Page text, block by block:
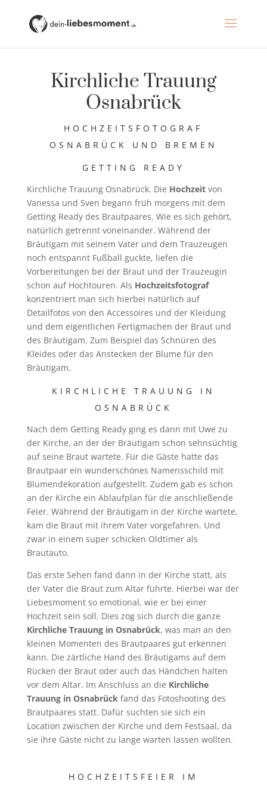
Kirchliche Trauung
Osnabrück
HOCHZEITSFOTOGRAF
OSNABRÜCK UND BREMEN
GETTING READY
Kirchliche Trauung Osnabrück. Die Hochzeitvon
Vanessa und Sven begann früh morgens mit dem
Getting Ready des Brautpaares. Wie es sich gehört,
natürlich getrennt voneinander. Während der
Bräutigam mit seinem Vater und dem Trauzeugen
noch entspannt Fußball guckte, liefen die
Vorbereitungen bei der Braut und der Trauzeugin
schon auf Hochtouren. Als Hochzeitsfotograf
konzentriert man sich hierbei natürlich auf
Detailfotos von den Accessoires und der Kleidung
und dem eigentlichen Fertigmachen der Braut und
des Bräutigam. Zum Beispiel das Schnüren des
Kleides oder das Anstecken der Blume für den
Bräutigam.
KIRCHLICHE TRAUUNG IN
OSNABRÜCK
Nach dem Getting Ready ging es dann mit Uwe zu
der Kirche, an der der Bräutigam schon sehnsüchtig
auf seine Braut wartete. Für die Gäste hatte das
Brautpaar ein wunderschönes Namensschild mit
Blumendekoration aufgestellt. Zudem gab es schon
an der Kirche ein Ablaufplan für die anschließende
Feier. Während der Bräutigam in der Kirche wartete,
kam die Braut mit ihrem Vater vorgefahren. Und
zwar in einem super schicken Oldtimer als
Brautauto.
Das erste Sehen fand dann in der Kirche statt, als
der Vater die Braut zum Altar führte. Hierbei war der
Liebesmoment so emotional, wie er bei einer
Hochzeit sein soll. Dies zog sich durch die ganze
Kirchliche Trauung in Osnabrück, was man an den
kleinen Momenten des Brautpaares gut erkennen
kann. Die zärtliche Hand des Bräutigams auf dem
Rücken der Braut oder auch das Händchen halten
vor dem Altar. Im Anschluss an die Kirchliche
Trauung in Osnabrückfand das Fotoshooting des
Brautpaares statt. Dafür suchten sie sich ein
Location zwischen der Kirche und dem Festsaal, da
sie ihre Gäste nicht zu lange warten lassen wollten.
HOCHZEITSFEIER IM